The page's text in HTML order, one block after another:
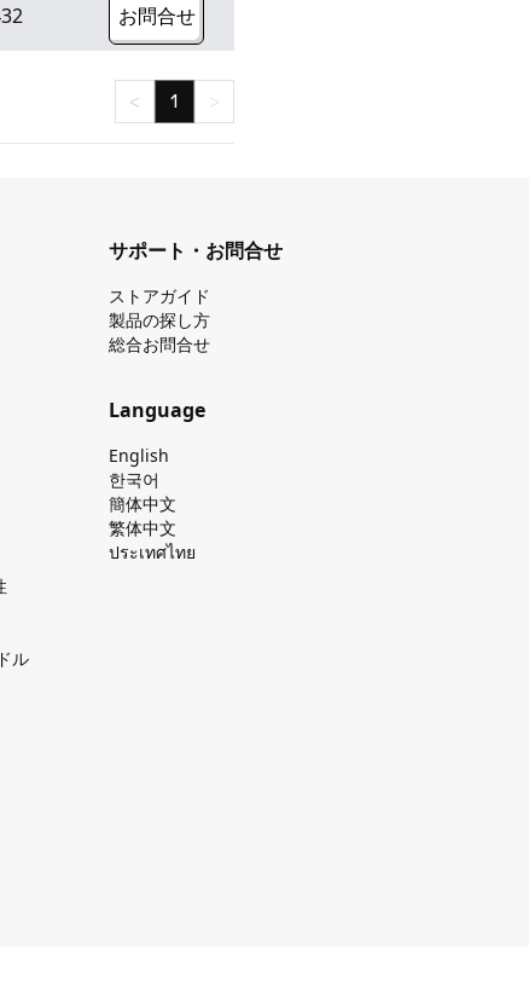
お問合せ
< 1 >
ル
サポート・お問合せ
ストアガイド
製品の探し⽅
総合お問合せ
Language
English
한국어
簡体中文
繁体中文
ประเทศไทย